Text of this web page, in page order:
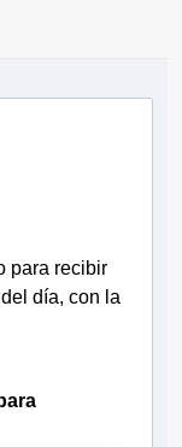
para recibir
día, con la